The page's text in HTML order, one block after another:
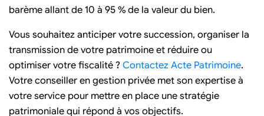
barème allant de 10 à 95 % de la valeur du bien.
Vous souhaitez anticiper votre succession, organiser la
transmission de votre patrimoine et réduire ou
optimiser votre fiscalité ? Contactez Acte Patrimoine.
Votre conseiller en gestion privée met son expertise à
votre service pour mettre en place une stratégie
patrimoniale qui répond à vos objectifs.